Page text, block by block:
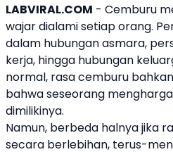
LABVIRAL.COM - Cemburu
wajar dialami setiap orang.
dalam hubungan asmara,
kerja, hingga hubungan
normal, rasa cemburu
bahwa seseorang
dimilikinya.
Namun, berbeda halnya jika
secara berlebihan, terus-